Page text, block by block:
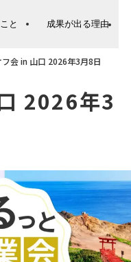
と 成果が出る理由
会 in 山口 2026年3月8日
2026年3